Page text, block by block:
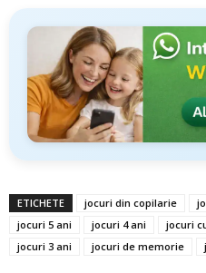
ETICHETE jocuri din copilarie
jocuri 5 ani
jocuri 4 ani jocuri
jocuri 3 ani
jocuri de memorie